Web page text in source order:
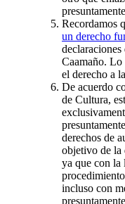
Recordamos
un derecho
Caamaño. Lo
el derecho a
De acuerdo
de Cultura,
derechos de
objetivo de la
ya que con la
incluso con